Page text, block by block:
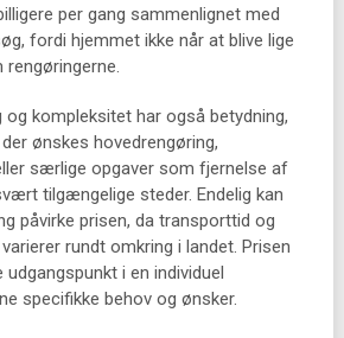
per gang sammenlignet med
fordi hjemmet ikke når at blive lige
rengøringerne.
kompleksitet har også betydning,
ønskes hovedrengøring,
særlige opgaver som fjernelse af
tilgængelige steder. Endelig kan
påvirke prisen, da transporttid og
rundt omkring i landet. Prisen
i en individuel
specifikke behov og ønsker.